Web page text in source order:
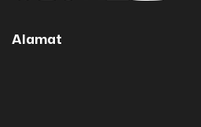
Alamat